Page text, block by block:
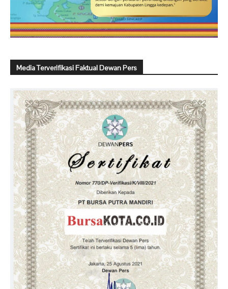
Media Terverifikasi Faktual Dewan Pers